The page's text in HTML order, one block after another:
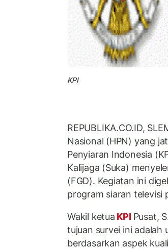
KPI
REPUBLIKA.CO.ID,
Nasional (HPN) yang
Penyiaran Indonesia
Kalijaga (Suka)
(FGD). Kegiatan ini
program siaran televisi
Wakil ketua KPI Pusat,
tujuan survei ini
berdasarkan aspek